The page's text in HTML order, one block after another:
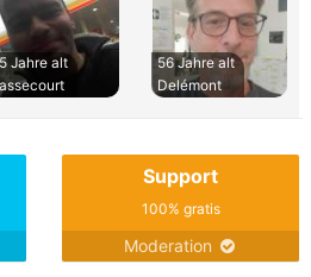
Jahre alt
56 Jahre alt
Delémont
Support
100% gratis
Moderation